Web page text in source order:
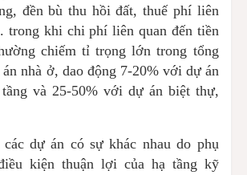
đền bù thu hồi đất, thuế phí liên
trong khi chi phí liên quan đến tiền
chiếm tỉ trọng lớn trong tổng
nhà ở, dao động 7-20% với dự án
và 25-50% với dự án biệt thự,
dự án có sự khác nhau do phụ
kiện thuận lợi của hạ tầng kỹ